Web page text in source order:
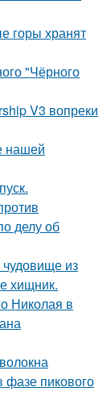
горы хранят
"Чёрного
V3 вопреки
нашей
делу об
чудовище из
хищник.
Николая в
пикового